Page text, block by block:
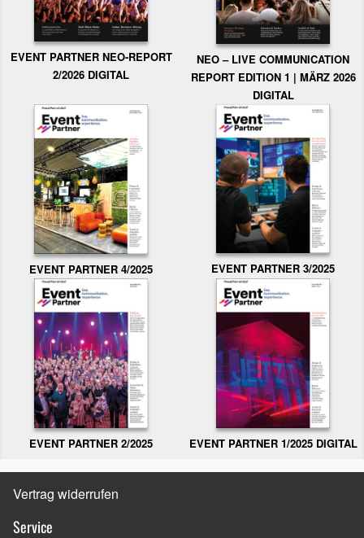
EVENT PARTNER NEO-REPORT
2/2026 DIGITAL
NEO – LIVE COMMUNICATION
REPORT EDITION 1 | MÄRZ 2026
DIGITAL
EVENT PARTNER 4/2025 EVENT PARTNER 3/2025
EVENT PARTNER 2/2025 EVENT PARTNER 1/2025 DIGITAL
Vertrag widerrufen
Service